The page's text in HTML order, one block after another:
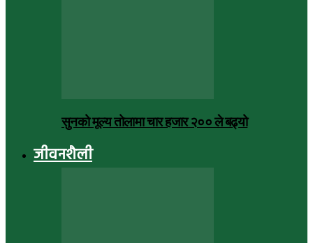
सुनको मूल्य तोलामा चार हजार २०० ले बढ्यो
जीवनशैली